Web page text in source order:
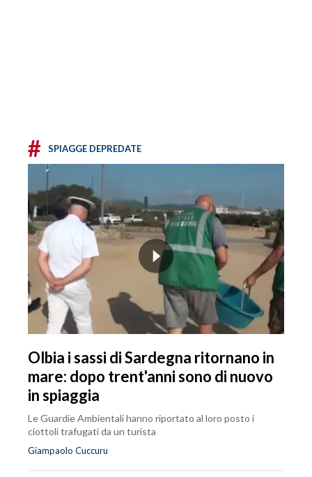
# SPIAGGE DEPREDATE
Olbia i sassi di Sardegna ritornano in
mare: dopo trent'anni sono di nuovo
in spiaggia
Le Guardie Ambientali hanno riportato al loro posto i
ciottoli trafugati da un turista
Giampaolo Cuccuru